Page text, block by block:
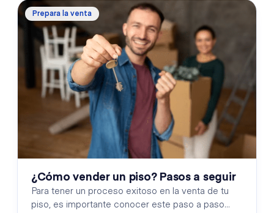
Prepara la venta
¿Cómo vender un piso? Pasos a seguir
Para tener un proceso exitoso en la venta de tu
piso, es importante conocer este paso a paso